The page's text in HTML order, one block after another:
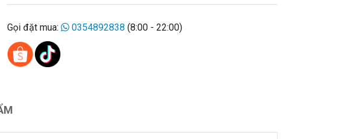
Gọi đặt mua: 0354892838 (8:00 - 22:00)